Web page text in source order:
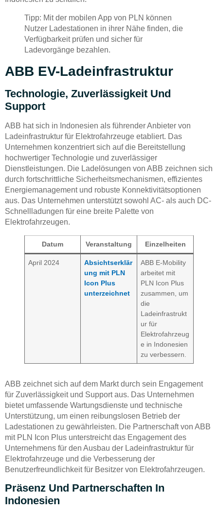
Tipp: Mit der mobilen App von PLN können
Nutzer Ladestationen in ihrer Nähe finden, die
Verfügbarkeit prüfen und sicher für
Ladevorgänge bezahlen.
ABB EV-Ladeinfrastruktur
Technologie, Zuverlässigkeit Und
Support
ABB hat sich in Indonesien als führender Anbieter von
Ladeinfrastruktur für Elektrofahrzeuge etabliert. Das
Unternehmen konzentriert sich auf die Bereitstellung
hochwertiger Technologie und zuverlässiger
Dienstleistungen. Die Ladelösungen von ABB zeichnen sich
durch fortschrittliche Sicherheitsmechanismen, effizientes
Energiemanagement und robuste Konnektivitätsoptionen
aus. Das Unternehmen unterstützt sowohl AC- als auch DC-
Schnellladungen für eine breite Palette von
Elektrofahrzeugen.
Datum Veranstaltung Einzelheiten
April 2024
Absichtserklär
ung mit PLN
Icon Plus
unterzeichnet
ABB E-Mobility
arbeitet mit
PLN Icon Plus
zusammen, um
die
Ladeinfrastrukt
ur für
Elektrofahrzeug
e in Indonesien
zu verbessern.
ABB zeichnet sich auf dem Markt durch sein Engagement
für Zuverlässigkeit und Support aus. Das Unternehmen
bietet umfassende Wartungsdienste und technische
Unterstützung, um einen reibungslosen Betrieb der
Ladestationen zu gewährleisten. Die Partnerschaft von ABB
mit PLN Icon Plus unterstreicht das Engagement des
Unternehmens für den Ausbau der Ladeinfrastruktur für
Elektrofahrzeuge und die Verbesserung der
Benutzerfreundlichkeit für Besitzer von Elektrofahrzeugen.
Präsenz Und Partnerschaften In
Indonesien